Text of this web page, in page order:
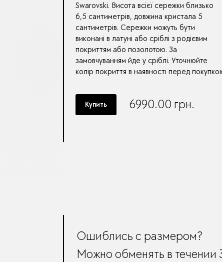
Swarovski. Висота всієї сережки близько
6,5 сантиметрів, довжина кристала 5
сантиметрів. Сережки можуть бути
виконані в латуні або сріблі з родієвим
покриттям або позолотою. За
замовчуванням йде у сріблі. Уточнюйте
колір покриття в наявності перед
Купить 6990.00 грн.
Ошиблись с размером?
Можно обменять в течении